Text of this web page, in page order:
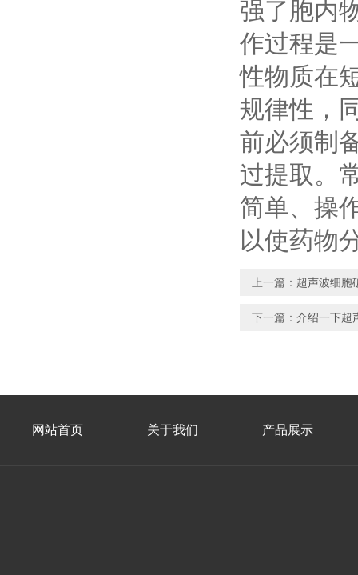
强了胞内
作过程是
性物质在
规律性，
前必须制
过提取。
简单、操
以使药物
上一篇： 超声波细胞
下一篇： 介绍一下超
网站首页 关于我们 产品展示